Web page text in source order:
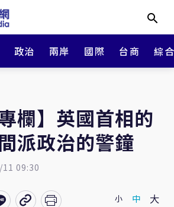
政治 兩岸 國際 台商 綜
欄】英國首相的
派政治的警鐘
09:30
小 中 大